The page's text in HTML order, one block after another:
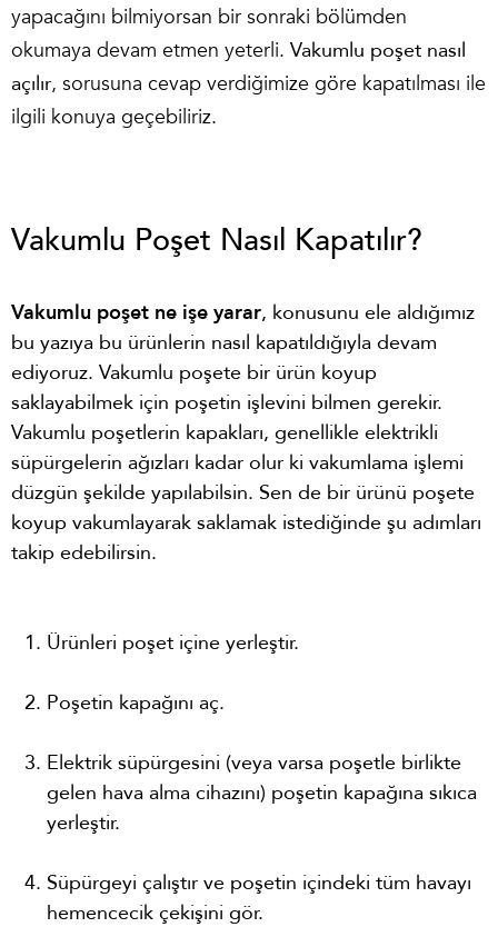
yapacağını bilmiyorsan bir sonraki bölümden
okumaya devam etmen yeterli. Vakumlu poşet nasıl
açılır, sorusuna cevap verdiğimize göre kapatılması ile
ilgili konuya geçebiliriz.
Vakumlu Poşet Nasıl Kapatılır?
Vakumlu poşet ne işe yarar, konusunu ele aldığımız
bu yazıya bu ürünlerin nasıl kapatıldığıyla devam
ediyoruz. Vakumlu poşete bir ürün koyup
saklayabilmek için poşetin işlevini bilmen gerekir.
Vakumlu poşetlerin kapakları, genellikle elektrikli
süpürgelerin ağızları kadar olur ki vakumlama işlemi
düzgün şekilde yapılabilsin. Sen de bir ürünü poşete
koyup vakumlayarak saklamak istediğinde şu adımları
takip edebilirsin.
Ürünleri poşet içine yerleştir.
Poşetin kapağını aç.
Elektrik süpürgesini (veya varsa poşetle birlikte
gelen hava alma cihazını) poşetin kapağına sıkıca
yerleştir.
Süpürgeyi çalıştır ve poşetin içindeki tüm havayı
hemencecik çekişini gör.